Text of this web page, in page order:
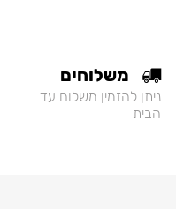
משלוחים
ניתן להזמין משלוח עד
הבית